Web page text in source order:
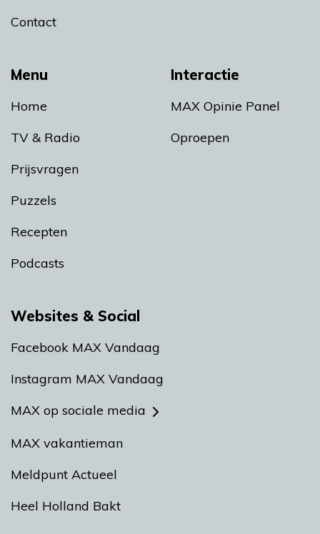
Menu
Home
TV & Radio
Prijsvragen
Puzzels
Recepten
Podcasts
Interactie
MAX Opinie Panel
Oproepen
Contact
Websites & Social
Facebook MAX Vandaag
Instagram MAX Vandaag
MAX op sociale media
MAX vakantieman
Meldpunt Actueel
Heel Holland Bakt